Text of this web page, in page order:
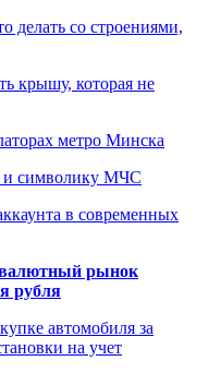
делать со строениями,
крышу, которая не
метро Минска
символику МЧС
в современных
валютный рынок
рубля
автомобиля за
на учет